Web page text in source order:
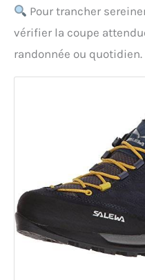
Pour trancher
vérifier la coupe
randonnée ou quotidien.